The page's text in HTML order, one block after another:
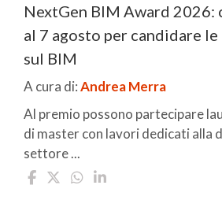
NextGen BIM Award 2026:
al 7 agosto per candidare
sul BIM
A cura di:Andrea Merra
Al premio possono partecipare
di master con lavori dedicati alla
settore ...